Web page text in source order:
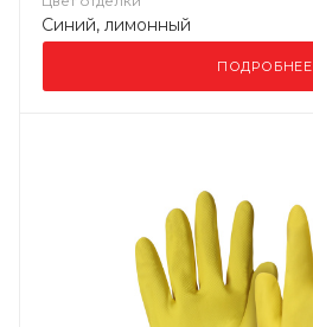
Синий, лимонный
ПОДРОБНЕЕ